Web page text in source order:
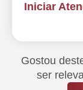
Gostou
ser
Iniciar